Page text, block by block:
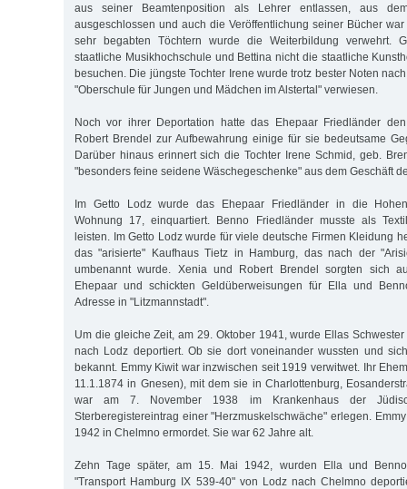
aus seiner Beamtenposition als Lehrer entlassen, aus dem
ausgeschlossen und auch die Veröffentlichung seiner Bücher
sehr begabten Töchtern wurde die Weiterbildung verwehrt.
staatliche Musikhochschule und Bettina nicht die staatliche
besuchen. Die jüngste Tochter Irene wurde trotz bester Noten
"Oberschule für Jungen und Mädchen im Alstertal" verwiesen.
Noch vor ihrer Deportation hatte das Ehepaar Friedländer
Robert Brendel zur Aufbewahrung einige für sie bedeutsame
Darüber hinaus erinnert sich die Tochter Irene Schmid, geb.
"besonders feine seidene Wäschegeschenke" aus dem Geschäft
Im Getto Lodz wurde das Ehepaar Friedländer in die
Wohnung 17, einquartiert. Benno Friedländer musste als
leisten. Im Getto Lodz wurde für viele deutsche Firmen Kleidung
das "arisierte" Kaufhaus Tietz in Hamburg, das nach der
umbenannt wurde. Xenia und Robert Brendel sorgten sich
Ehepaar und schickten Geldüberweisungen für Ella und
Adresse in "Litzmannstadt".
Um die gleiche Zeit, am 29. Oktober 1941, wurde Ellas
nach Lodz deportiert. Ob sie dort voneinander wussten und
bekannt. Emmy Kiwit war inzwischen seit 1919 verwitwet. Ihr
11.1.1874 in Gnesen), mit dem sie in Charlottenburg,
war am 7. November 1938 im Krankenhaus der
Sterberegistereintrag einer "Herzmuskelschwäche" erlegen.
1942 in Chelmno ermordet. Sie war 62 Jahre alt.
Zehn Tage später, am 15. Mai 1942, wurden Ella und
"Transport Hamburg IX 539-40" von Lodz nach Chelmno